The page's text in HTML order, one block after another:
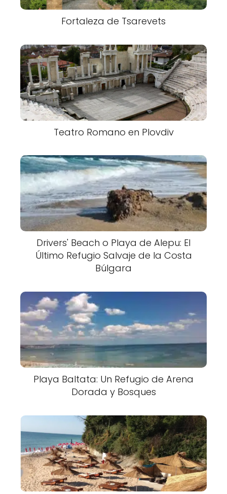
Fortaleza de Tsarevets
Teatro Romano en Plovdiv
Drivers' Beach o Playa de Alepu: El
Último Refugio Salvaje de la Costa
Búlgara
Playa Baltata: Un Refugio de Arena
Dorada y Bosques